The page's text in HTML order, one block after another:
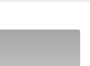
もてなしの心と、た
す。「日常の中の美」